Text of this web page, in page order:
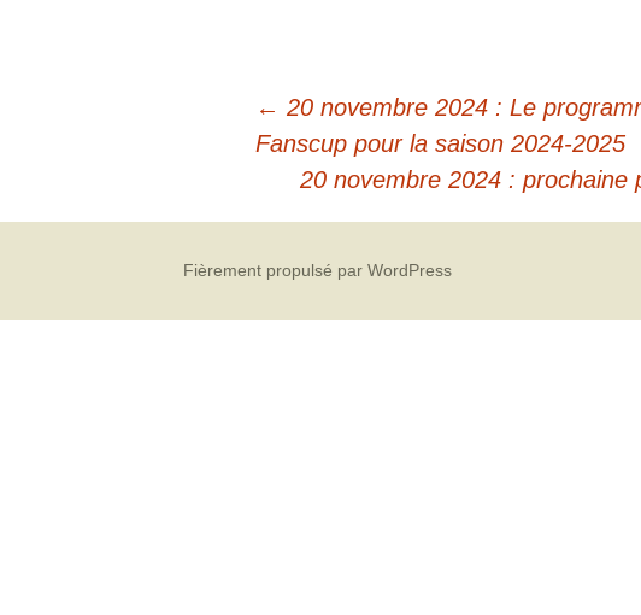
← 20 novembre 2024 : Le
Fanscup pour la saison 2024-2025
20 novembre 2024 : prochaine
Fièrement propulsé par WordPress